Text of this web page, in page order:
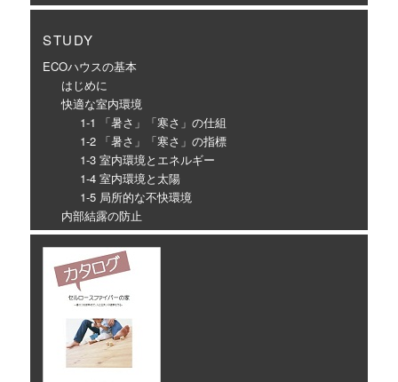
STUDY
ECOハウスの基本
はじめに
快適な室内環境
1-1 「暑さ」「寒さ」の仕組
1-2 「暑さ」「寒さ」の指標
1-3 室内環境とエネルギー
1-4 室内環境と太陽
1-5 局所的な不快環境
内部結露の防止